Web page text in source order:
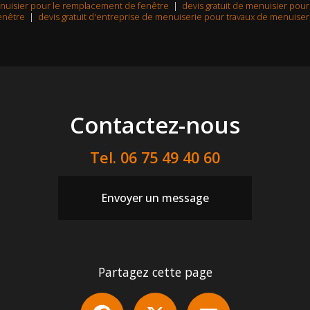
pour le remplacement de fenêtre | devis gratuit de menuisier
| devis gratuit d'entreprise de menuiserie pour travaux de
Contactez-nous
Tel. 06 75 49 40 60
Envoyer un message
Partagez cette page
Facebook